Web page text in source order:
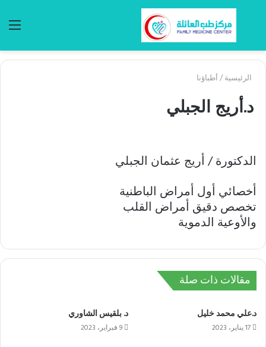
بحث
عن
الرئيسية/أطباؤنا
د.أريج الجبلي
الدكتورة / أريج عثمان الجبلي
أخصائي أول أمراض الباطنية
تخصص دقيق أمراض القلب
والأوعية الدموية
مقالات ذات صلة
د.علي محمد خليل
17 يناير، 2023
د. بلقيس الشاوري
9 فبراير، 2023